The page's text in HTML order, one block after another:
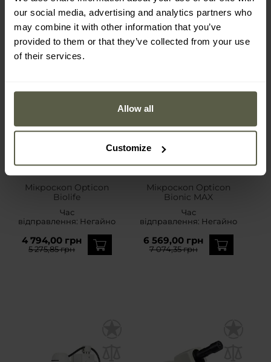
our social media, advertising and analytics partners who
may combine it with other information that you’ve
provided to them or that they’ve collected from your use
of their services.
Allow all
Customize
Мікроскоп Opticon
Biolife
Час
відправлення: Негайно
4 794,00 грн
5 275,85 грн
Мікроскоп Opticon
Bionic MAX
Час
відправлення: Негайно
6 569,00 грн
7 074,35 грн